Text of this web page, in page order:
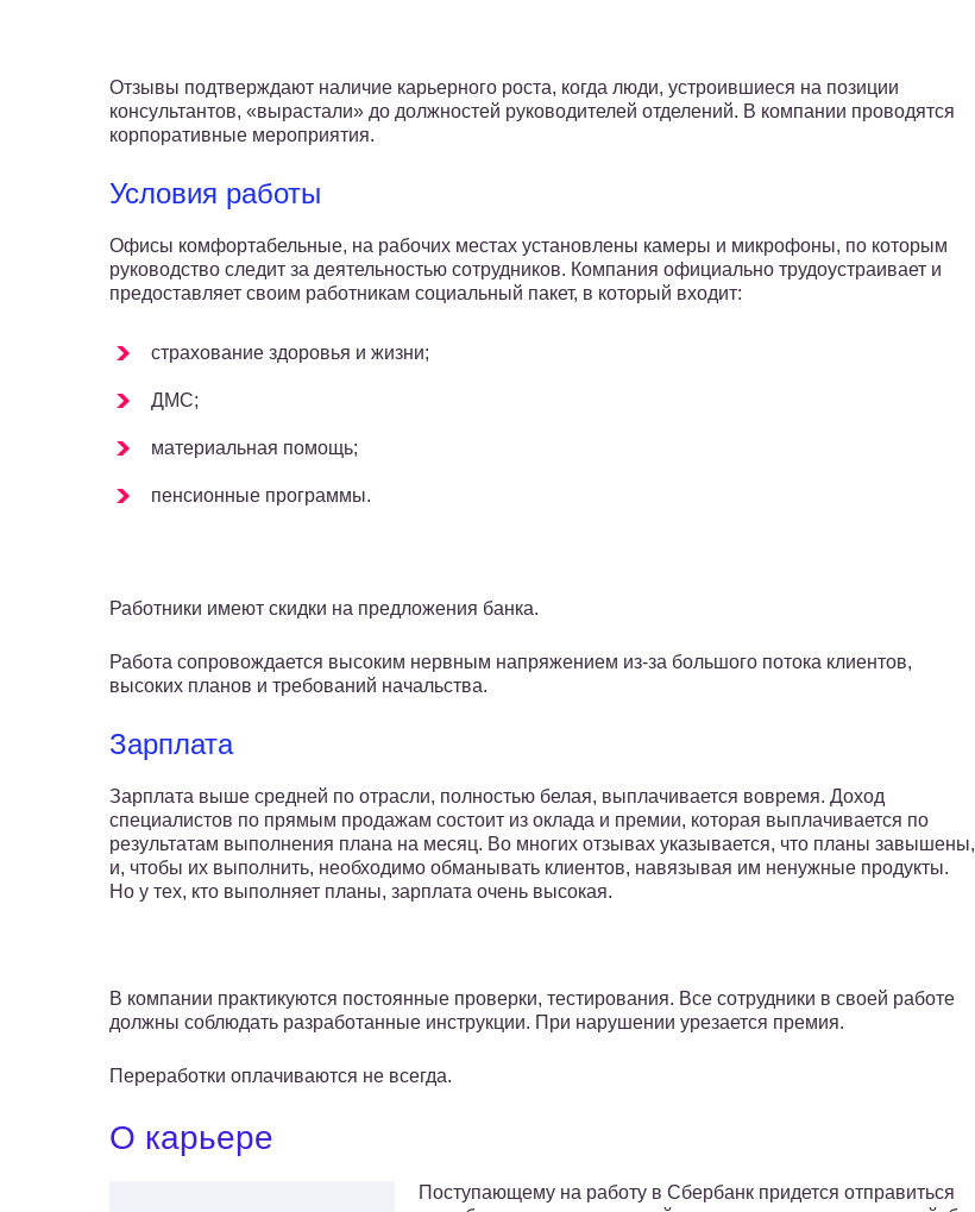
Отзывы подтверждают наличие карьерного роста, когда люди, устроившиеся на позиции
консультантов, «вырастали» до должностей руководителей отделений. В компании проводятся
корпоративные мероприятия.
Условия работы
Офисы комфортабельные, на рабочих местах установлены камеры и микрофоны, по которым
руководство следит за деятельностью сотрудников. Компания официально трудоустраивает и
предоставляет своим работникам социальный пакет, в который входит:
страхование здоровья и жизни;
ДМС;
материальная помощь;
пенсионные программы.
Работники имеют скидки на предложения банка.
Работа сопровождается высоким нервным напряжением из-за большого потока клиентов,
высоких планов и требований начальства.
Зарплата
Зарплата выше средней по отрасли, полностью белая, выплачивается вовремя. Доход
специалистов по прямым продажам состоит из оклада и премии, которая выплачивается по
результатам выполнения плана на месяц. Во многих отзывах указывается, что планы завышены,
и, чтобы их выполнить, необходимо обманывать клиентов, навязывая им ненужные продукты.
Но у тех, кто выполняет планы, зарплата очень высокая.
В компании практикуются постоянные проверки, тестирования. Все сотрудники в своей работе
должны соблюдать разработанные инструкции. При нарушении урезается премия.
Переработки оплачиваются не всегда.
О карьере
Поступающему на работу в Сбербанк придется отправиться